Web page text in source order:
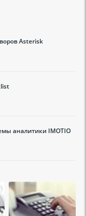
Asterisk
аналитики IMOTIO